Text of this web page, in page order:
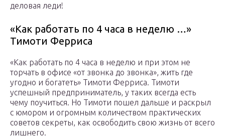
деловая леди!
«Как работать по 4 часа в неделю …»
Тимоти Ферриса
«Как работать по 4 часа в неделю и при этом не
торчать в офисе «от звонка до звонка», жить где
угодно и богатеть» Тимоти Ферриса. Тимоти
успешный предприниматель, у таких всегда есть
чему поучиться. Но Тимоти пошел дальше и раскрыл
с юмором и огромным количеством практических
советов секреты, как освободить свою жизнь от всего
лишнего.